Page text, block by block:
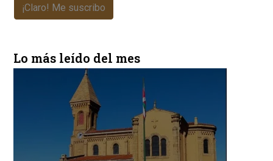
¡Claro! Me suscribo
Lo más leído del mes